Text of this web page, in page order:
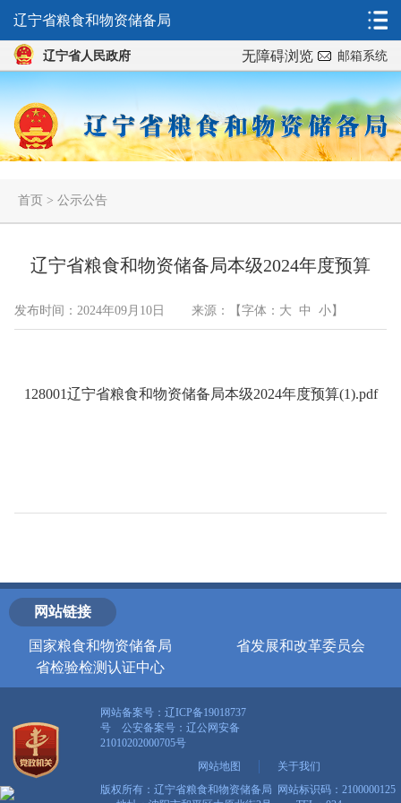
辽宁省人民政府 邮箱系统
无障碍浏览
辽宁省粮食和物资储备局
首页 > 公示公告
辽宁省粮食和物资储备局本级2024年度预算
发布时间：2024年09月10日 来源： 【字体： 大 中 小】
128001辽宁省粮食和物资储备局本级2024年度预算(1).pdf
网站链接
国家粮食和物资储备局
省发展和改革委员会
省检验检测认证中心
网站备案号：辽ICP备19018737
号 公安备案号： 辽公网安备
21010202000705号
网站地图
关于我们
版权所有：辽宁省粮食和物资储备局 网站标识码：2100000125